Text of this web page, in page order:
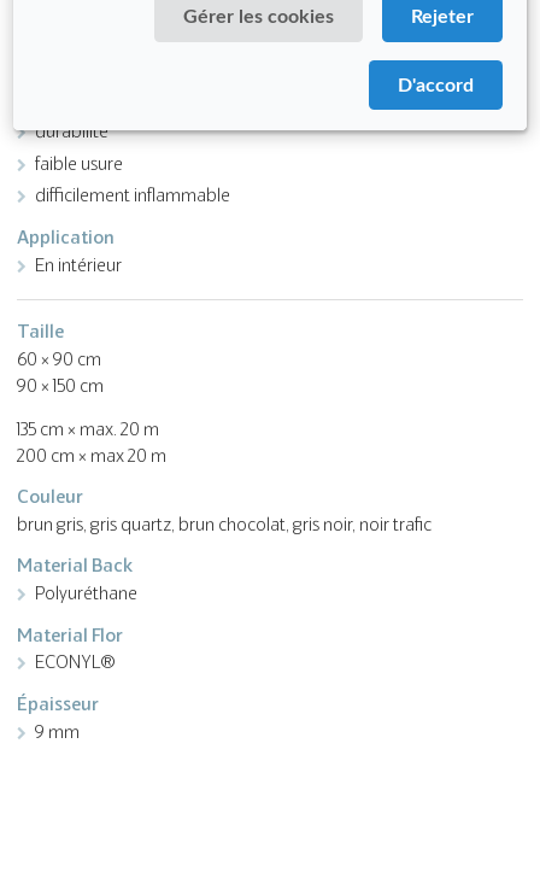
durabilité
faible usure
difficilement inflammable
Application
En intérieur
Taille
60 × 90 cm
90 × 150 cm
135 cm × max. 20 m
200 cm × max 20 m
Couleur
brun gris, gris quartz, brun chocolat, gris noir, noir trafic
Material Back
Polyuréthane
Material Flor
ECONYL®
Épaisseur
9 mm
Gérer les cookies Rejeter
D'accord